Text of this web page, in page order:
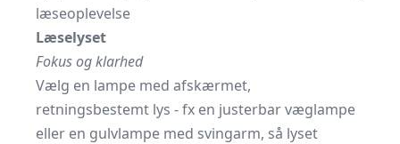
læseoplevelse
Læselyset
Fokus og klarhed
Vælg en lampe med afskærmet,
retningsbestemt lys - fx en justerbar væglampe
eller en gulvlampe med svingarm, så lyset